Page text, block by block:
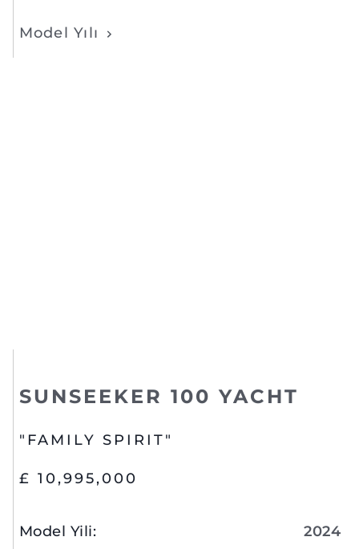
Model Yılı
SUNSEEKER 100 YACHT
"FAMILY SPIRIT"
£ 10,995,000
Model Yili: 2024